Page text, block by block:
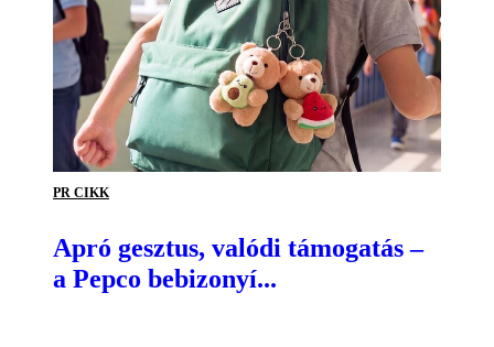
PR CIKK
Apró gesztus, valódi támogatás –
a Pepco bebizonyí...